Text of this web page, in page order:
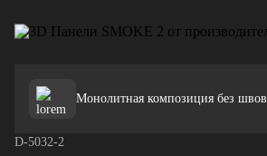
Монолитная композиция без швов
D-5032-2